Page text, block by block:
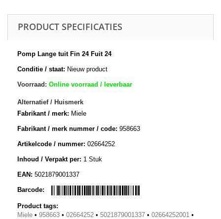
PRODUCT SPECIFICATIES
Pomp Lange tuit Fin 24 Fuit 24
Conditie / staat: Nieuw product
Voorraad: Online voorraad / leverbaar
Alternatief / Huismerk
Fabrikant / merk: Miele
Fabrikant / merk nummer / code: 958663
Artikelcode / nummer: 02664252
Inhoud / Verpakt per: 1 Stuk
EAN: 5021879001337
Barcode:
Product tags:
Miele • 958663 • 02664252 • 5021879001337 • 02664252001 •